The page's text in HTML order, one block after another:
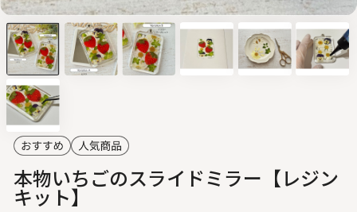
本物いちごのスライドミラー【レジン
キット】